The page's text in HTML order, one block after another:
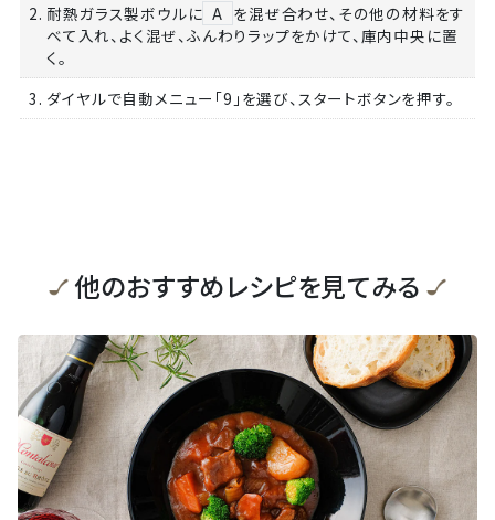
2. 耐熱ガラス製ボウルに A を混ぜ合わせ、その他の材料をす
べて入れ、よく混ぜ、ふんわりラップをかけて、庫内中央に置
く。
3. ダイヤルで自動メニュー「9」を選び、スタートボタンを押す。
他のおすすめレシピを見てみる